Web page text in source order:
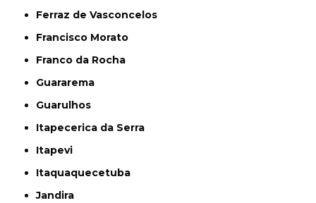
Ferraz de Vasconcelos
Francisco Morato
Franco da Rocha
Guararema
Guarulhos
Itapecerica da Serra
Itapevi
Itaquaquecetuba
Jandira